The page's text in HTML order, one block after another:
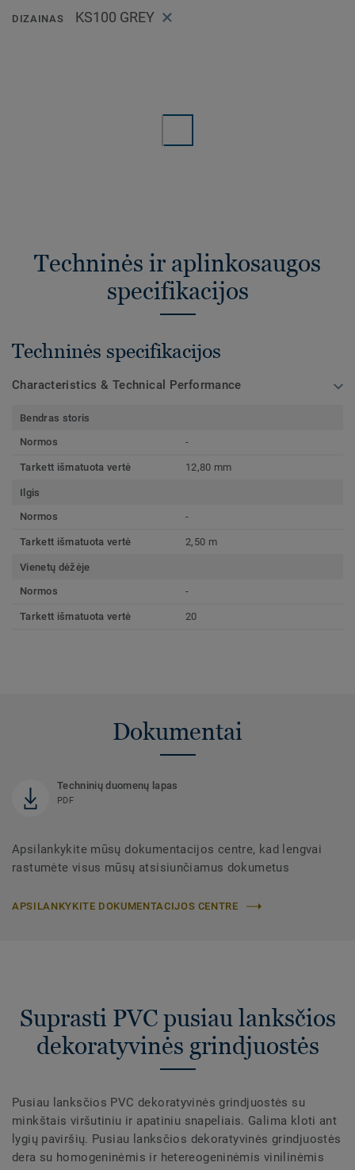
DIZAINAS KS100 GREY
Techninės ir aplinkosaugos
specifikacijos
Techninės specifikacijos
Characteristics & Technical Performance
Bendras storis
Normos
-
Tarkett išmatuota vertė 12,80 mm
Ilgis
Normos
-
Tarkett išmatuota vertė 2,50 m
Vienetų dėžėje
Normos
-
Tarkett išmatuota vertė 20
Dokumentai
Techninių duomenų lapas
PDF
Apsilankykite mūsų dokumentacijos centre, kad lengvai
rastumėte visus mūsų atsisiunčiamus dokumetus
APSILANKYKITE DOKUMENTACIJOS CENTRE
Suprasti PVC pusiau lanksčios
dekoratyvinės grindjuostės
Pusiau lanksčios PVC dekoratyvinės grindjuostės su
minkštais viršutiniu ir apatiniu snapeliais. Galima kloti ant
lygių paviršių. Pusiau lanksčios dekoratyvinės grindjuostės
dera su homogeninėmis ir hetereogeninėmis vinilinėmis